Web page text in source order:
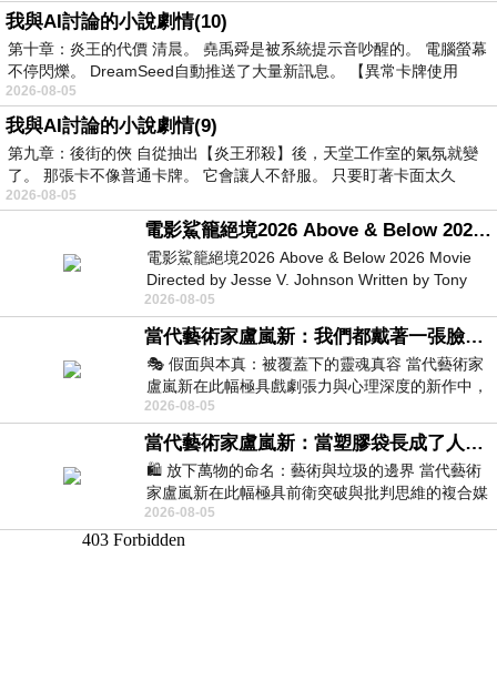
我與AI討論的小說劇情(10)
第十章：炎王的代價 清晨。 堯禹舜是被系統提示音吵醒的。 電腦螢幕
不停閃爍。 DreamSeed自動推送了大量新訊息。 【異常卡牌使用
2026-08-05
我與AI討論的小說劇情(9)
第九章：後街的俠 自從抽出【炎王邪殺】後，天堂工作室的氣氛就變
了。 那張卡不像普通卡牌。 它會讓人不舒服。 只要盯著卡面太久
2026-08-05
電影鯊籠絕境2026 Above & Below 2026 Movie
電影鯊籠絕境2026 Above & Below 2026 Movie
Directed by Jesse V. Johnson Written by Tony
Giordano Starring Laura Maran
2026-08-05
當代藝術家盧嵐新：我們都戴著一張臉，可真正的自己，總藏在那些被塗抹、被覆蓋的痕跡裡
🎭 假面與本真：被覆蓋下的靈魂真容 當代藝術家
盧嵐新在此幅極具戲劇張力與心理深度的新作中，
運用質感豐富的紙材肌理、墨痕與大膽的
2026-08-05
當代藝術家盧嵐新：當塑膠袋長成了人的模樣，我們的目光是否學會了放下偏見？
🛍️ 放下萬物的命名：藝術與垃圾的邊界 當代藝術
家盧嵐新在此幅極具前衛突破與批判思維的複合媒
材新作中，直接將被大眾定義為廢棄物
2026-08-05